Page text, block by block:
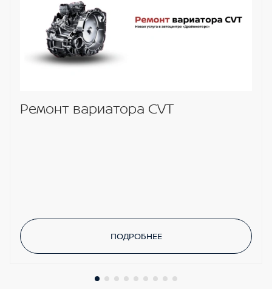
Ремонт вариатора CVT
ПОДРОБНЕЕ